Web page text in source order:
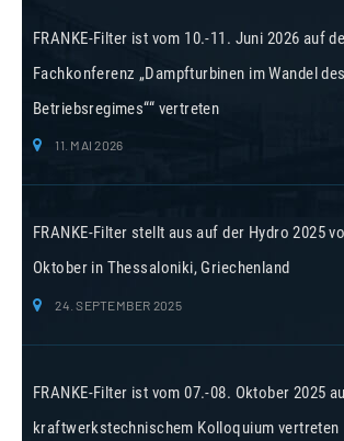
FRANKE-Filter ist vom 10.-11. Juni 2026 auf
Fachkonferenz „Dampfturbinen im Wandel des
Betriebsregimes““ vertreten
11. MAI 2026
FRANKE-Filter stellt aus auf der Hydro 2025
Oktober in Thessaloniki, Griechenland
24. SEPTEMBER 2025
FRANKE-Filter ist vom 07.-08. Oktober 2025
kraftwerkstechnischem Kolloquium vertreten